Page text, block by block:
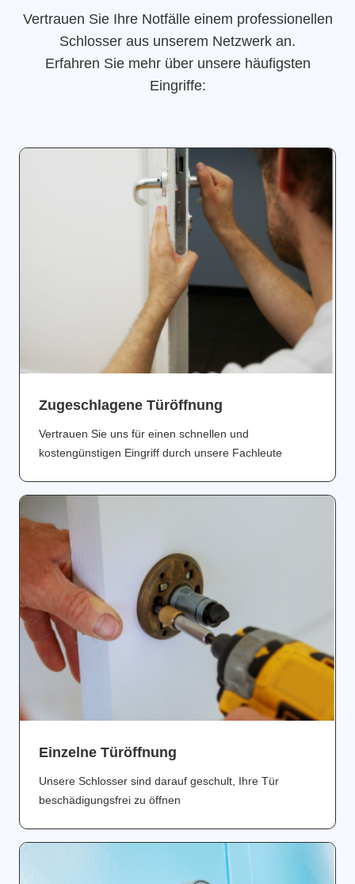
Vertrauen Sie Ihre Notfälle einem professionellen
Schlosser aus unserem Netzwerk an.
Erfahren Sie mehr über unsere häufigsten
Eingriffe:
Zugeschlagene Türöffnung
Vertrauen Sie uns für einen schnellen und
kostengünstigen Eingriff durch unsere Fachleute
Einzelne Türöffnung
Unsere Schlosser sind darauf geschult, Ihre Tür
beschädigungsfrei zu öffnen